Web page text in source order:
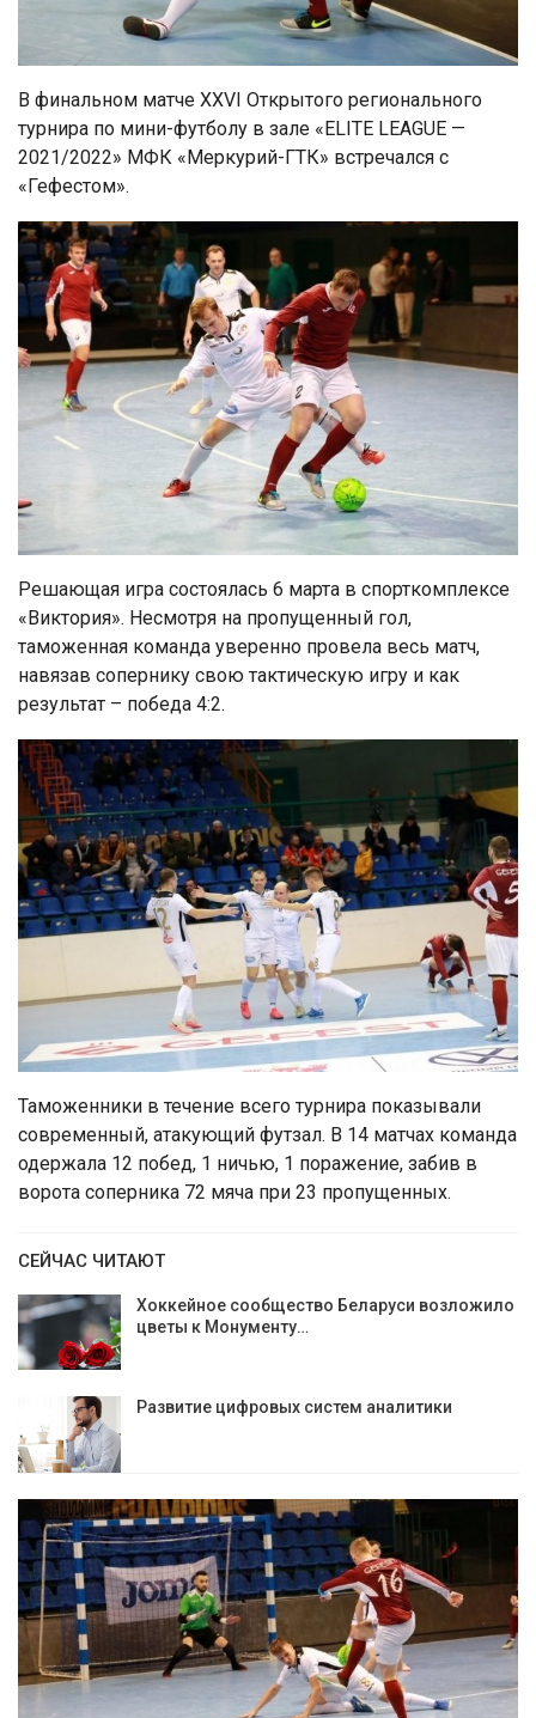
В финальном матче XXVI Открытого регионального
турнира по мини-футболу в зале «ELITE LEAGUE —
2021/2022» МФК «Меркурий-ГТК» встречался с
«Гефестом».
Решающая игра состоялась 6 марта в спорткомплексе
«Виктория». Несмотря на пропущенный гол,
таможенная команда уверенно провела весь матч,
навязав сопернику свою тактическую игру и как
результат – победа 4:2.
Таможенники в течение всего турнира показывали
современный, атакующий футзал. В 14 матчах команда
одержала 12 побед, 1 ничью, 1 поражение, забив в
ворота соперника 72 мяча при 23 пропущенных.
СЕЙЧАС ЧИТАЮТ
Хоккейное сообщество Беларуси возложило
цветы к Монументу…
Развитие цифровых систем аналитики